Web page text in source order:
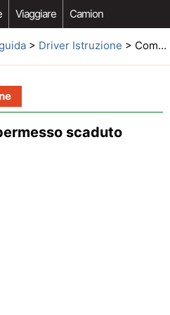
Viaggiare Camion
Car Opzioni Aftermarket
> Driver Istruzione > Come rinnovare un permesso scaduto
scaduto